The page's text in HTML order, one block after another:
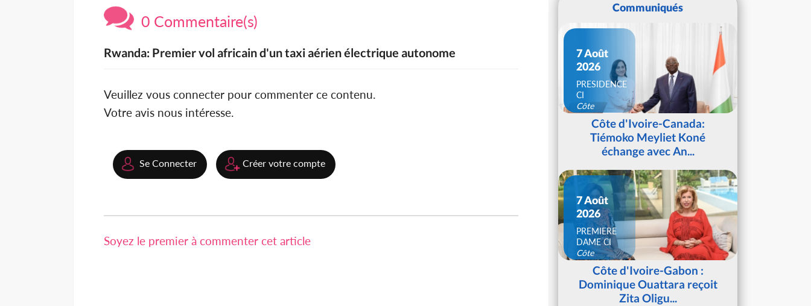
0 Commentaire(s)
Rwanda: Premier vol africain d'un taxi aérien électrique autonome
Veuillez vous connecter pour commenter ce contenu.
Votre avis nous intéresse.
Se Connecter Créer votre compte
Soyez le premier à commenter cet article
Communiqués
7 Août
2026
PRESIDENCE
CI
Côte
d'IvoireCôte d'Ivoire-Canada:
Tiémoko Meyliet Koné
échange avec An...
7 Août
2026
PREMIERE
DAME CI
Côte
d'IvoireCôte d'Ivoire-Gabon :
Dominique Ouattara reçoit
Zita Oligu...